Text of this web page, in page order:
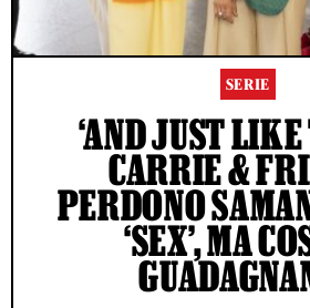
SERIE
‘AND JUST
CARRIE &
PERDONO
‘SEX’, MA